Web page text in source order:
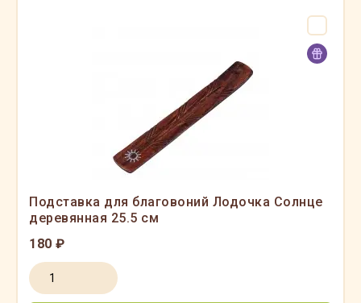
Подставка для благовоний Лодочка Солнце
деревянная 25.5 см
180 ₽